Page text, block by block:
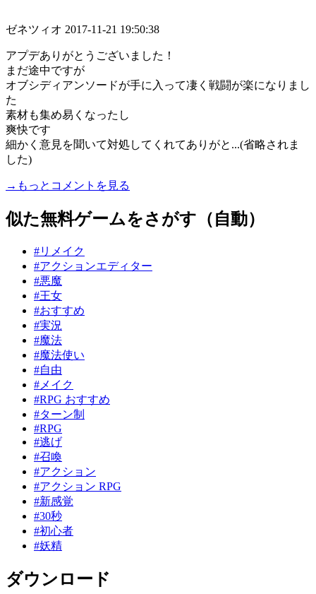
ゼネツィオ 2017-11-21 19:50:38
アプデありがとうございました！
まだ途中ですが
オブシディアンソードが手に入って凄く戦闘が楽になりまし
た
素材も集め易くなったし
爽快です
細かく意見を聞いて対処してくれてありがと...(省略されま
した)
→もっとコメントを見る
似た無料ゲームをさがす（自動）
#リメイク
#アクションエディター
#悪魔
#王女
#おすすめ
#実況
#魔法
#魔法使い
#自由
#メイク
#RPG おすすめ
#ターン制
#RPG
#逃げ
#召喚
#アクション
#アクション RPG
#新感覚
#30秒
#初心者
#妖精
ダウンロード